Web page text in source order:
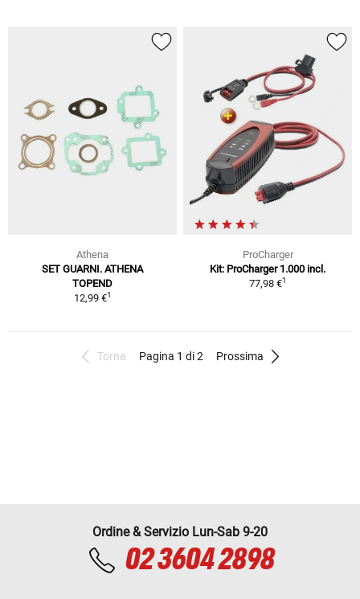
Athena
SET GUARNI. ATHENA
TOPEND
12,99 €1
ProCharger
Kit: ProCharger 1.000 incl.
77,98 €1
Torna Pagina 1 di 2 Prossima
Ordine & Servizio Lun-Sab 9-20
02 3604 2898